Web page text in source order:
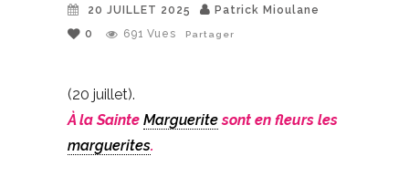
20 JUILLET 2025
Patrick Mioulane
0
691 Vues Partager
(20 juillet).
À la Sainte Margueritesont en fleurs les
marguerites.